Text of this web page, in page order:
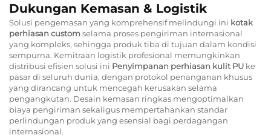
Dukungan Kemasan & Logistik
Solusi pengemasan yang komprehensif melindungi ini kotak
perhiasan custom selama proses pengiriman internasional
yang kompleks, sehingga produk tiba di tujuan dalam kondisi
sempurna. Kemitraan logistik profesional memungkinkan
distribusi efisien solusi ini Penyimpanan perhiasan kulit PU ke
pasar di seluruh dunia, dengan protokol penanganan khusus
yang dirancang untuk mencegah kerusakan selama
pengangkutan. Desain kemasan ringkas mengoptimalkan
biaya pengiriman sekaligus mempertahankan standar
perlindungan produk yang esensial bagi perdagangan
internasional.